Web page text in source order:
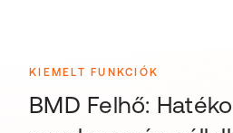
KIEMELT FUNKCIÓK
BMD Felhő: